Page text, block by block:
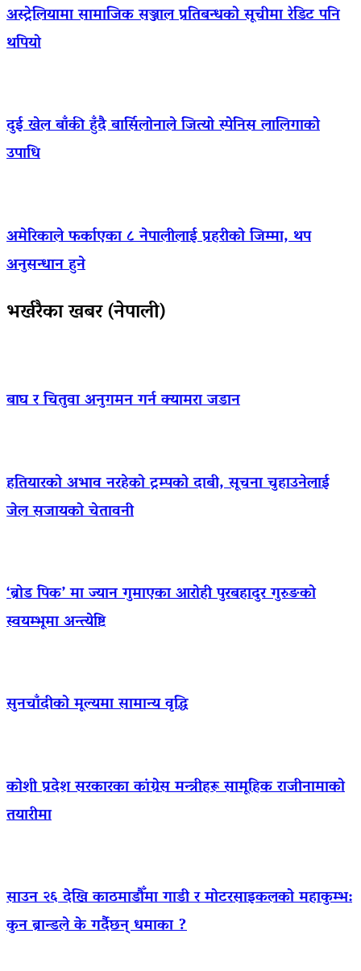
अस्ट्रेलियामा सामाजिक सञ्जाल प्रतिबन्धको सूचीमा रेडिट पनि
थपियो
दुई खेल बाँकी हुँदै बार्सिलोनाले जित्यो स्पेनिस लालिगाको
उपाधि
अमेरिकाले फर्काएका ८ नेपालीलाई प्रहरीको जिम्मा, थप
अनुसन्धान हुने
भर्खरैका खबर (नेपाली)
बाघ र चितुवा अनुगमन गर्न क्यामरा जडान
हतियारको अभाव नरहेको ट्रम्पको दाबी, सूचना चुहाउनेलाई
जेल सजायको चेतावनी
‘ब्रोड पिक’ मा ज्यान गुमाएका आराेही पुरबहादुर गुरुङको
स्वयम्भूमा अन्त्येष्टि
सुनचाँदीको मूल्यमा सामान्य वृद्धि
कोशी प्रदेश सरकारका कांग्रेस मन्त्रीहरू सामूहिक राजीनामाको
तयारीमा
साउन २६ देखि काठमाडौँमा गाडी र मोटरसाइकलको महाकुम्भ:
कुन ब्रान्डले के गर्दैछन् धमाका ?